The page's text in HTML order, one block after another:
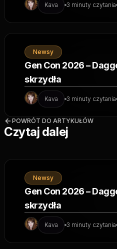
Kava 3 minuty czytania
Newsy
Gen Con 2026 –
skrzydła
Kava 3 minuty czytania
POWRÓT DO ARTYKUŁÓW
Czytaj dalej
Newsy
Gen Con 2026 –
skrzydła
Kava 3 minuty czytania